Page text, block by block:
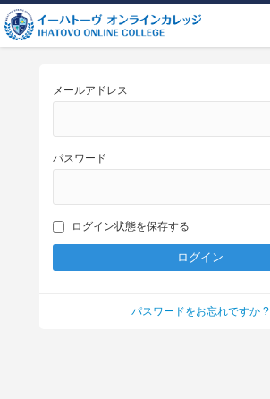
メールアドレス
パスワード
ログイン状態を保存する
パスワードをお忘れですか ?